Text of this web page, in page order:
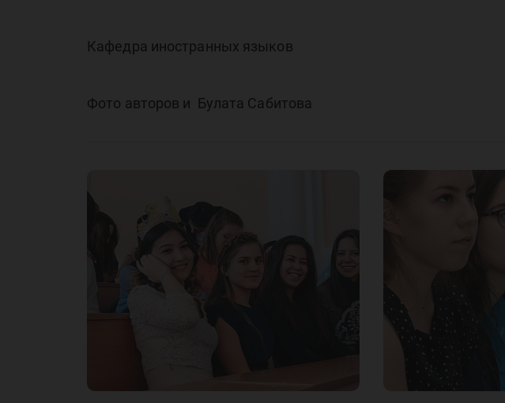
Кафедра иностранных языков
Фото авторов и Булата Сабитова